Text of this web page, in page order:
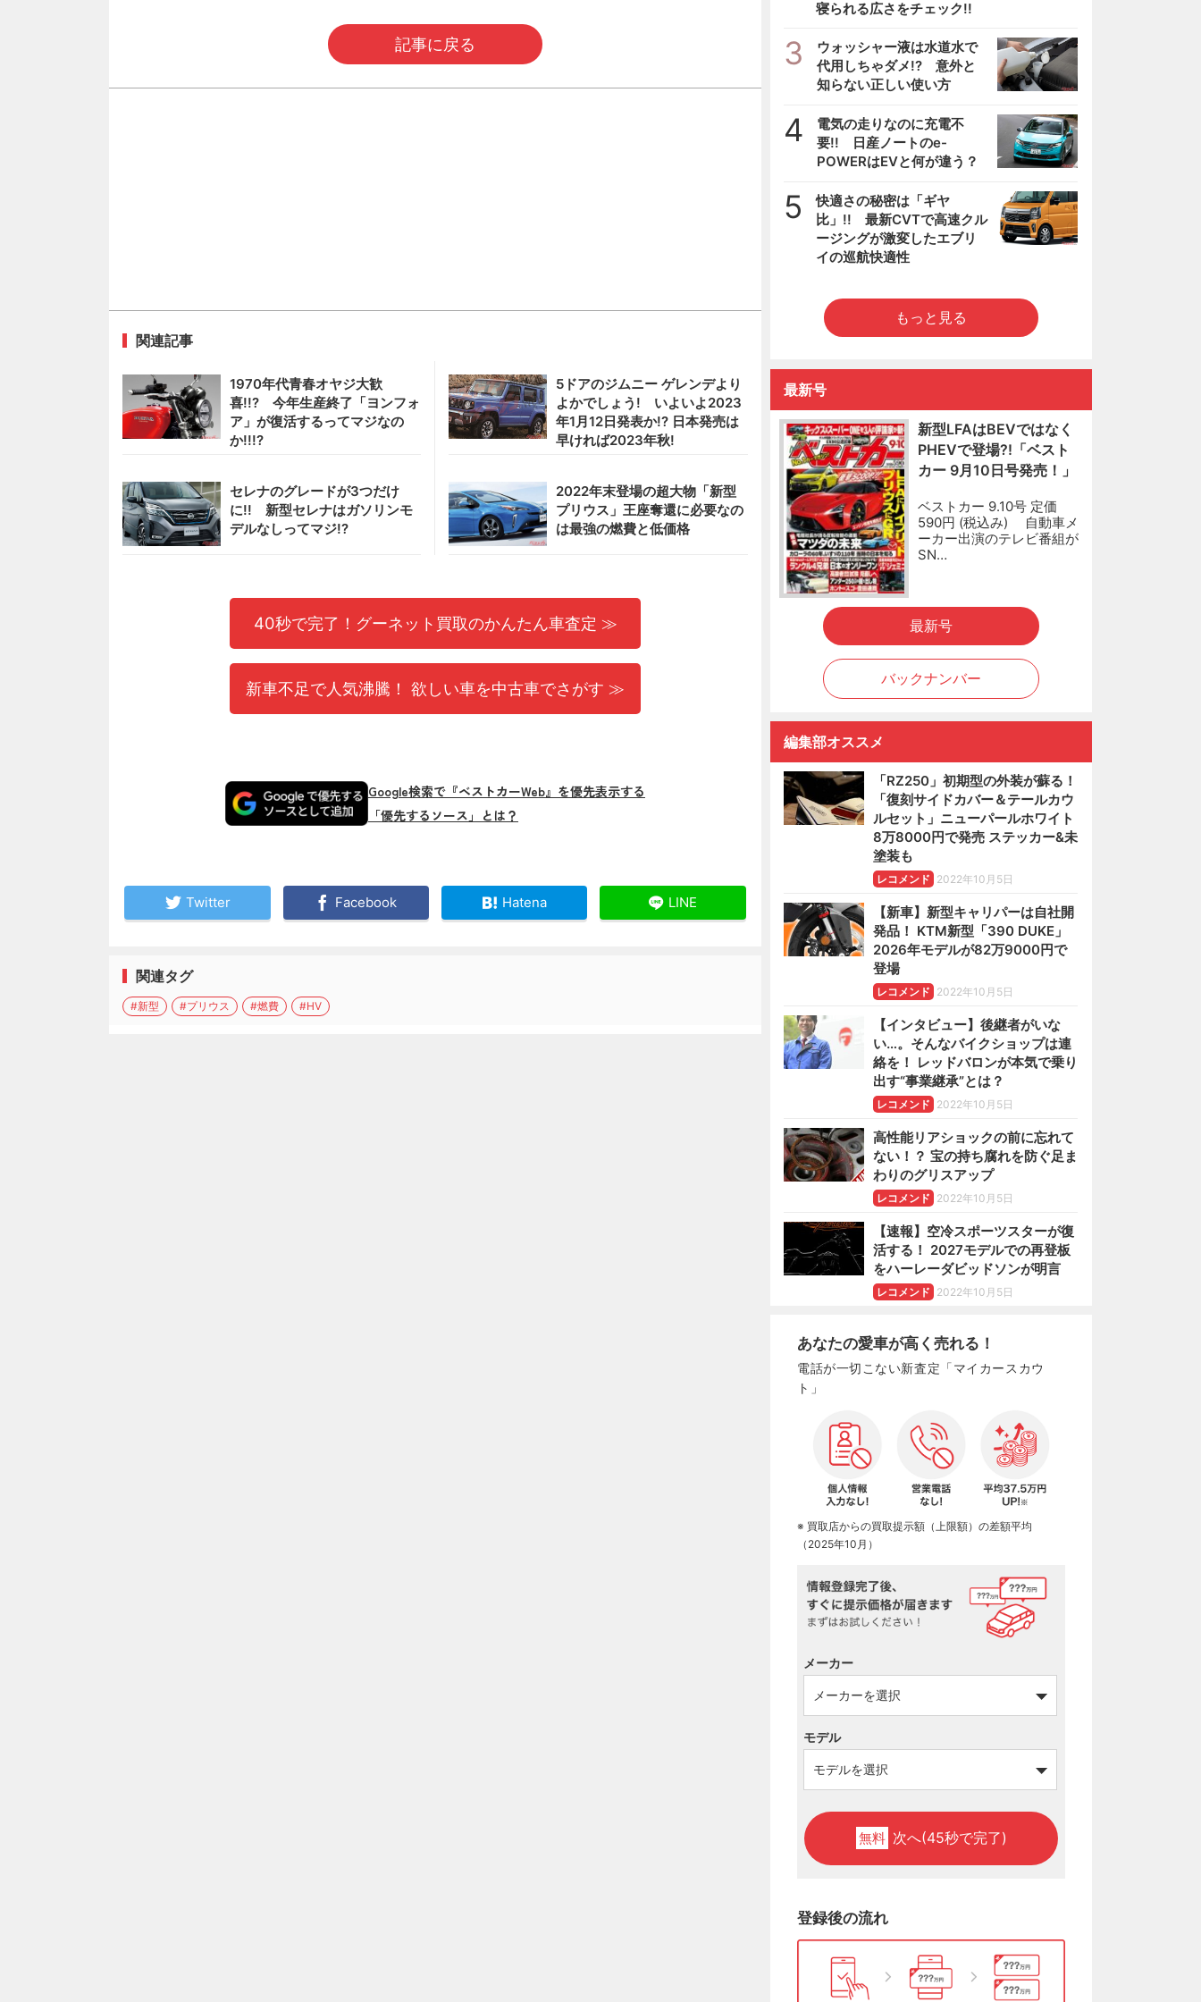
記事に戻る
関連記事
1970年代青春オヤジ大歓
喜!!? 今年生産終了「ヨンフォ
ア」が復活するってマジなの
か!!!?
5ドアのジムニー ゲレンデより
よかでしょう! いよいよ2023
年1月12日発表か!? 日本発売は
早ければ2023年秋!
セレナのグレードが3つだけ
に!! 新型セレナはガソリンモ
デルなしってマジ!?
2022年末登場の超大物「新型
プリウス」王座奪還に必要なの
は最強の燃費と低価格
40秒で完了！グーネット買取のかんたん車査定 ≫
新車不足で人気沸騰！ 欲しい車を中古車でさがす ≫
Google検索で『ベストカーWeb』を優先表示する
「優先するソース」とは？
Twitter Facebook Hatena LINE
関連タグ
#新型 #プリウス #燃費 #HV
寝られる広さをチェック!!
3
ウォッシャー液は水道水で
代用しちゃダメ!? 意外と
知らない正しい使い方
4
電気の走りなのに充電不
要!! 日産ノートのe-
POWERはEVと何が違う？
5
快適さの秘密は「ギヤ
比」!! 最新CVTで高速クル
ージングが激変したエブリ
イの巡航快適性
もっと見る
最新号
新型LFAはBEVではなく
PHEVで登場?!「ベスト
カー 9月10日号発売！」
ベストカー 9.10号 定価
590円 (税込み) 自動車メ
ーカー出演のテレビ番組が
SN…
最新号
バックナンバー
編集部オススメ
「RZ250」初期型の外装が蘇る！
「復刻サイドカバー＆テールカウ
ルセット」ニューパールホワイト
8万8000円で発売 ステッカー&未
塗装も
レコメンド 2022年10月5日
【新車】新型キャリパーは自社開
発品！ KTM新型「390 DUKE」
2026年モデルが82万9000円で
登場
レコメンド 2022年10月5日
【インタビュー】後継者がいな
い…。そんなバイクショップは連
絡を！ レッドバロンが本気で乗り
出す“事業継承”とは？
レコメンド 2022年10月5日
高性能リアショックの前に忘れて
ない！？ 宝の持ち腐れを防ぐ足ま
わりのグリスアップ
レコメンド 2022年10月5日
【速報】空冷スポーツスターが復
活する！ 2027モデルでの再登板
をハーレーダビッドソンが明言
レコメンド 2022年10月5日
あなたの愛車が高く売れる！
電話が一切こない新査定「マイカースカウ
ト」
※ 買取店からの買取提示額（上限額）の差額平均
（2025年10月）
メーカー
モデル
無料 次へ(45秒で完了)
登録後の流れ